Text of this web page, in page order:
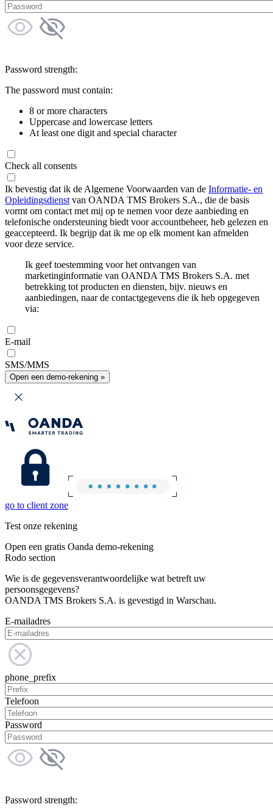
Password strength:
The password must contain:
8 or more characters
Uppercase and lowercase letters
At least one digit and special character
Check all consents
Ik bevestig dat ik de Algemene Voorwaarden van de Informatie- en
Opleidingsdienst van OANDA TMS Brokers S.A., die de basis
vormt om contact met mij op te nemen voor deze aanbieding en
telefonische ondersteuning biedt voor accountbeheer, heb gelezen en
geaccepteerd. Ik begrijp dat ik me op elk moment kan afmelden
voor deze service.
Ik geef toestemming voor het ontvangen van
marketinginformatie van OANDA TMS Brokers S.A. met
betrekking tot producten en diensten, bijv. nieuws en
aanbiedingen, naar de contactgegevens die ik heb opgegeven
via:
E-mail
SMS/MMS
Open een demo-rekening »
go to client zone
Test onze rekening
Open een gratis Oanda demo-rekening
Rodo section
Wie is de gegevensverantwoordelijke wat betreft uw
persoonsgegevens?
OANDA TMS Brokers S.A. is gevestigd in Warschau.
E-mailadres
phone_prefix
Telefoon
Password
Password strength: